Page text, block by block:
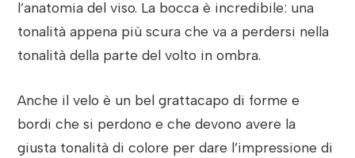
l’anatomia del viso. La bocca è incredibile: una
tonalità appena più scura che va a perdersi nella
tonalità della parte del volto in ombra.
Anche il velo è un bel grattacapo di forme e
bordi che si perdono e che devono avere la
giusta tonalità di colore per dare l’impressione di